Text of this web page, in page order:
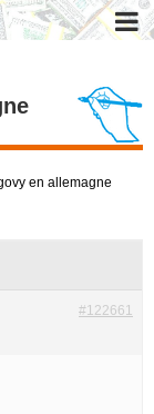
en allemagne
#122661